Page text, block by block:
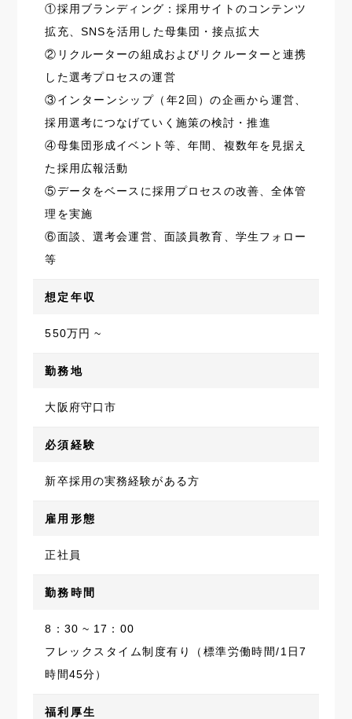
①採用ブランディング：採用サイトのコンテンツ
拡充、SNSを活用した母集団・接点拡大
②リクルーターの組成およびリクルーターと連携
した選考プロセスの運営
③インターンシップ（年2回）の企画から運営、
採用選考につなげていく施策の検討・推進
④母集団形成イベント等、年間、複数年を見据え
た採用広報活動
⑤データをベースに採用プロセスの改善、全体管
理を実施
⑥面談、選考会運営、面談員教育、学生フォロー
等
想定年収
550万円 ~
勤務地
大阪府守口市
必須経験
新卒採用の実務経験がある方
雇用形態
正社員
勤務時間
8：30 ~ 17：00
フレックスタイム制度有り（標準労働時間/1日7
時間45分）
福利厚生